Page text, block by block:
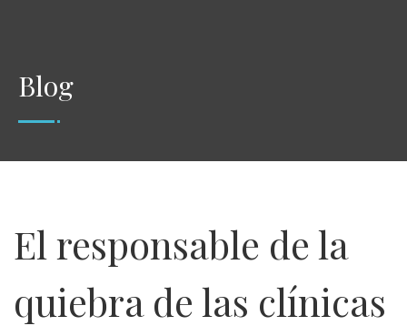
Blog
El responsable de la
quiebra de las clínicas